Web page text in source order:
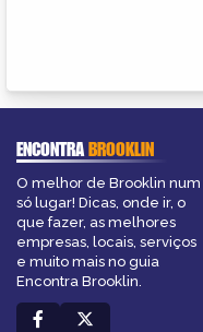
ENCONTRABROOKLIN
O melhor de Brooklin num
só lugar! Dicas, onde ir, o
que fazer, as melhores
empresas, locais, serviços
e muito mais no guia
Encontra Brooklin.